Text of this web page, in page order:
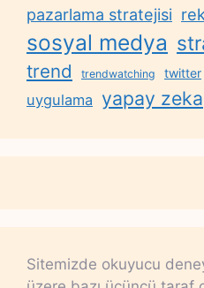
pazarlama stratejisi
sosyal medya
trend trendwatching twitter
uygulama yapay zeka
Sitemizde okuyucu